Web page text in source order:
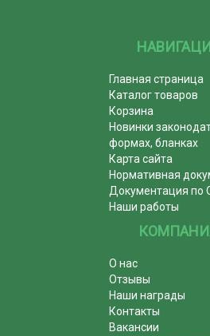
Главная страница
Каталог товаров
Корзина
Новинки
формах, бланках
Карта сайта
Нормативная
Документация по
Наши работы
О нас
Отзывы
Наши награды
Контакты
Вакансии